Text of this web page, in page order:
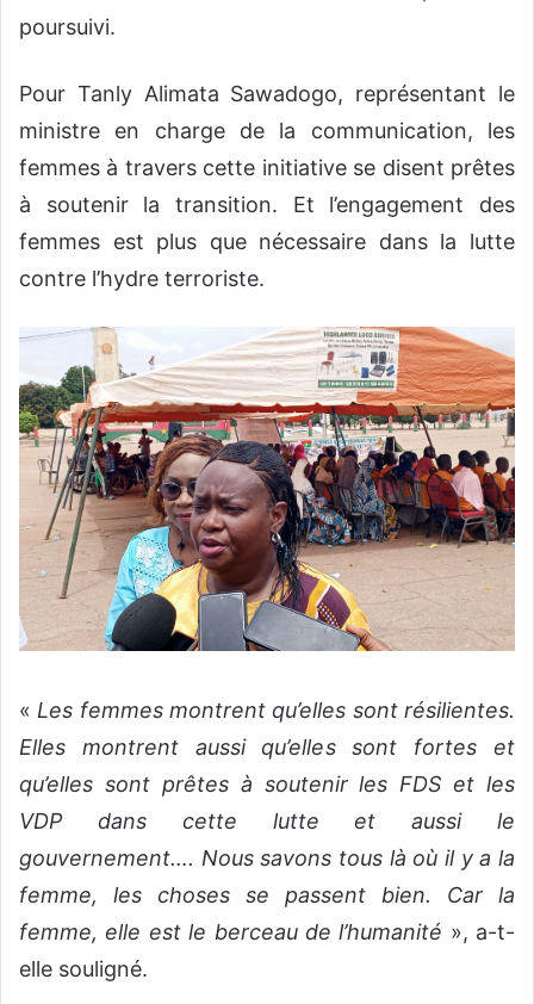
poursuivi.
Pour Tanly Alimata Sawadogo, représentant le
ministre en charge de la communication, les
femmes à travers cette initiative se disent prêtes
à soutenir la transition. Et l’engagement des
femmes est plus que nécessaire dans la lutte
contre l’hydre terroriste.
« Les femmes montrent qu’elles sont résilientes.
Elles montrent aussi qu’elles sont fortes et
qu’elles sont prêtes à soutenir les FDS et les
VDP dans cette lutte et aussi le
gouvernement…. Nous savons tous là où il y a la
femme, les choses se passent bien. Car la
femme, elle est le berceau de l’humanité », a-t-
elle souligné.